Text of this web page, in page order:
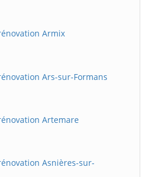
Armix
Ars-sur-Formans
Artemare
Asnières-sur-